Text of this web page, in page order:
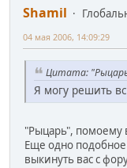
Shamil
04 мая 2006, 14:09:29
Цитата:
Я могу решить
"Рыцарь",
Еще одно
выкинуть вас с